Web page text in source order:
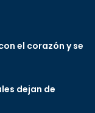
el corazón y se
dejan de